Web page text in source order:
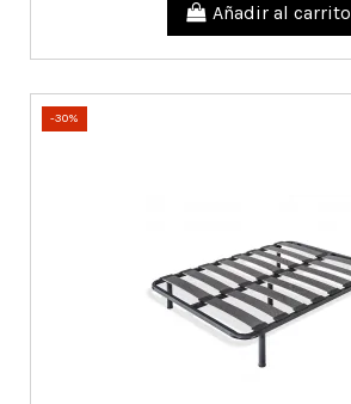
Añadir al carrito
-30%